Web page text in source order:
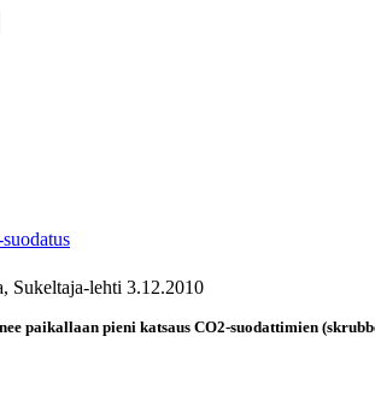
Sukeltaja-lehti 3.12.2010
paikallaan pieni katsaus CO2-suodattimien